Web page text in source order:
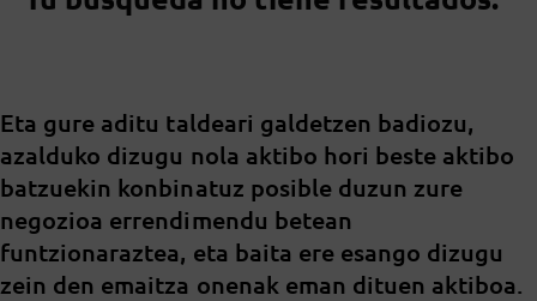
Eta gure aditu taldeari galdetzen badiozu,
azalduko dizugu nola aktibo hori beste aktibo
batzuekin konbinatuz posible duzun zure
negozioa errendimendu betean
funtzionaraztea, eta baita ere esango dizugu
zein den emaitza onenak eman dituen aktiboa.